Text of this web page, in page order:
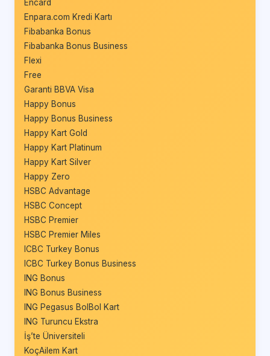
Encard
Enpara.com Kredi Kartı
Fibabanka Bonus
Fibabanka Bonus Business
Flexi
Free
Garanti BBVA Visa
Happy Bonus
Happy Bonus Business
Happy Kart Gold
Happy Kart Platinum
Happy Kart Silver
Happy Zero
HSBC Advantage
HSBC Concept
HSBC Premier
HSBC Premier Miles
ICBC Turkey Bonus
ICBC Turkey Bonus Business
ING Bonus
ING Bonus Business
ING Pegasus BolBol Kart
ING Turuncu Ekstra
İş’te Üniversiteli
KoçAilem Kart